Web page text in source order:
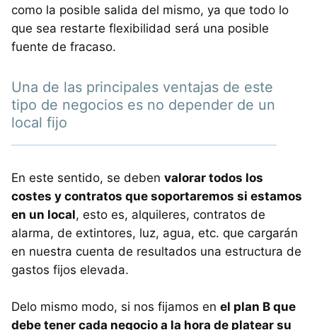
como la posible salida del mismo, ya que todo lo
que sea restarte flexibilidad será una posible
fuente de fracaso.
Una de las principales ventajas de este
tipo de negocios es no depender de un
local fijo
En este sentido, se deben valorar todos los
costes y contratos que soportaremos si estamos
en un local, esto es, alquileres, contratos de
alarma, de extintores, luz, agua, etc. que cargarán
en nuestra cuenta de resultados una estructura de
gastos fijos elevada.
Delo mismo modo, si nos fijamos en el plan B que
debe tener cada negocio a la hora de platear su